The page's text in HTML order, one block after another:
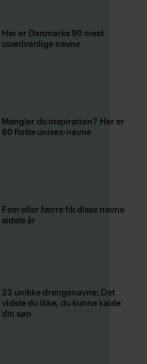
Her er Danmarks 90 mest
usædvanlige navne
Mangler du inspiration? Her er
80 flotte unisex-navne
Fem eller færre fik disse navne
sidste år
23 unikke drengenavne: Det
vidste du ikke, du kunne kalde
din søn